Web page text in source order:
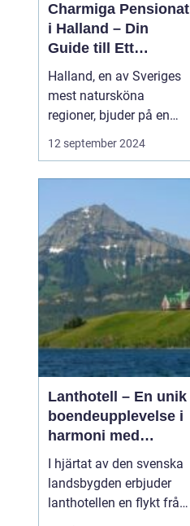
Charmiga Pensionat
i Halland – Din
Guide till Ett
Bekymmersfritt
Getaway
Halland, en av Sveriges
mest natursköna
regioner, bjuder på en
perfekt kombination av
idyllisk landsbygd,
dessa vyer finns mysiga
pensionat som erbarkar
besökaren en unik inbli...
12 september 2024
Lanthotell – En unik
boendeupplevelse i
harmoni med
naturen
I hjärtat av den svenska
landsbygden erbjuder
lanthotellen en flykt från
vardagens hektik och en